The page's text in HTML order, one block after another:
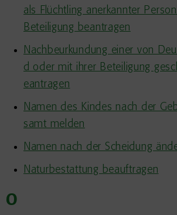
als Flüchtling anerkannter
Beteiligung beantragen
Nachbeurkundung einer von
d oder mit ihrer Beteiligung
eantragen
Namen des Kindes nach der
samt melden
Namen nach der Scheidung
Naturbestattung beauftragen
O